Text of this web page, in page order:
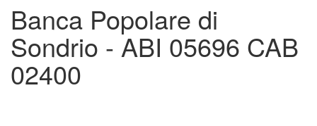
Banca Popolare di
Sondrio - ABI 05696 CAB
02400